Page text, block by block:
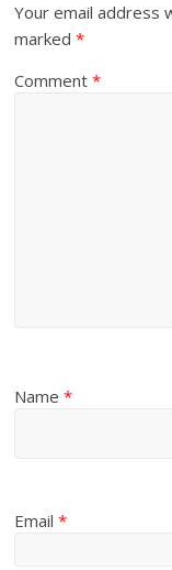
Your email address
marked*
Comment*
Name*
Email*